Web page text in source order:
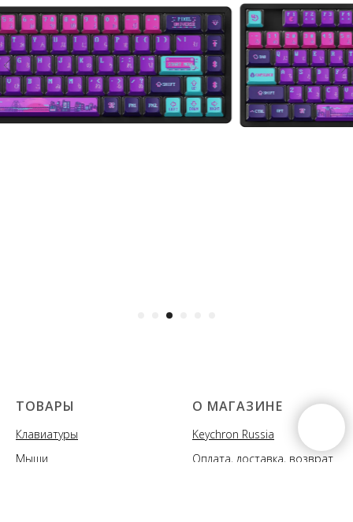
ТОВАРЫ
Клавиатуры
Мыши
О МАГАЗИНЕ
Keychron Russia
Оплата, доставка, возврат